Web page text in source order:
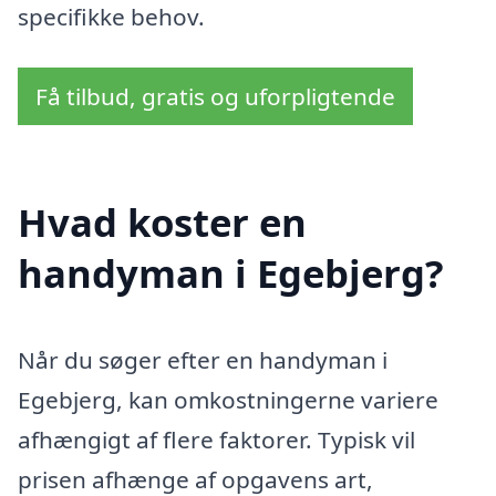
specifikke behov.
Få tilbud, gratis og uforpligtende
Hvad koster en
handyman i Egebjerg?
Når du søger efter en handyman i
Egebjerg, kan omkostningerne variere
afhængigt af flere faktorer. Typisk vil
prisen afhænge af opgavens art,